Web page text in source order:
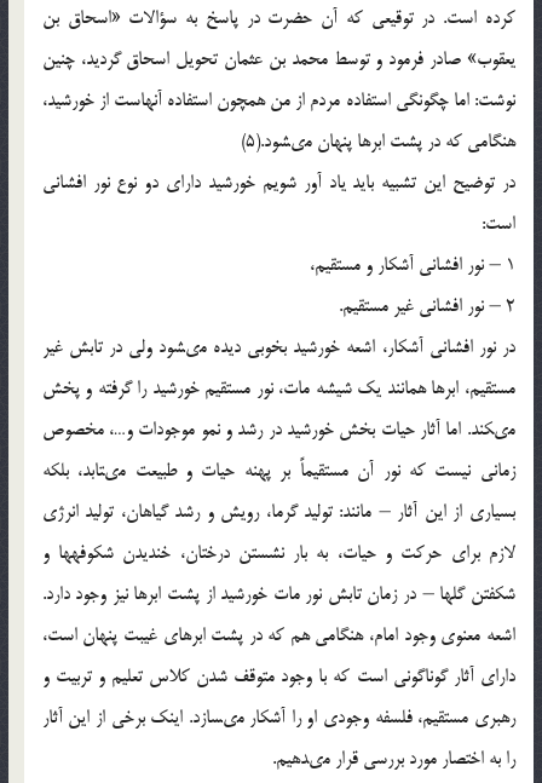
كرده است. در توقيعى كه آن حضرت در پاسخ به سؤالات «اسحاق بن
يعقوب» صادر فرمود و توسط محمد بن عثمان تحويل اسحاق گرديد، چنين
نوشت: اما چگونگى استفاده مردم از من همچون استفاده آنهاست از خورشيد،
هنگامى كه در پشت ابرها پنهان مى‏شود.(5)
در توضيح اين تشبيه بايد ياد آور شويم خورشيد داراى دو نوع نور افشانى
است:
1 – نور افشانى آشكار و مستقيم،
2 – نور افشانى غير مستقيم.
در نور افشانى آشكار، اشعه خورشيد بخوبى ديده مى‏شود ولى در تابش غير
مستقيم، ابرها همانند يك شيشه مات، نور مستقيم خورشيد را گرفته و پخش
مى‏كند. اما آثار حيات بخش خورشيد در رشد و نمو موجودات و…، مخصوص
زمانى نيست كه نور آن مستقيماً بر پهنه حيات و طبيعت مى‏تابد، بلكه
بسيارى از اين آثار – مانند: توليد گرما، رويش و رشد گياهان، توليد انرژى
لازم براى حركت و حيات، به بار نشستن درختان، خنديدن شكوفه‏ها و
شكفتن گلها – در زمان تابش نور مات خورشيد از پشت ابرها نيز وجود دارد.
اشعه معنوى وجود امام، هنگامى هم كه در پشت ابرهاى غيبت پنهان است،
داراى آثار گوناگونى است كه با وجود متوقف شدن كلاس تعليم و تربيت و
رهبرى مستقيم، فلسفه وجودى او را آشكار مى‏سازد. اينك برخى از اين آثار
را به اختصار مورد بررسى قرار مى‏دهيم.